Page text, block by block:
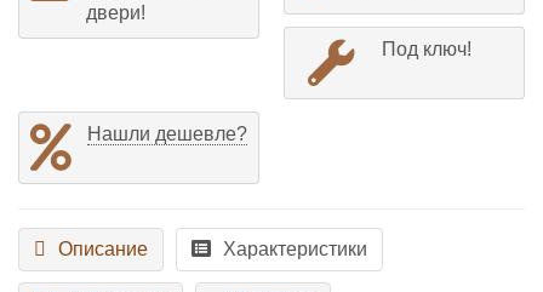
двери!
Под ключ!
Нашли дешевле?
Описание Характеристики